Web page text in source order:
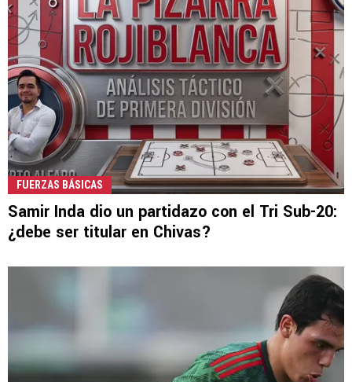
FUERZAS BÁSICAS
Samir Inda dio un partidazo con el Tri Sub-20:
¿debe ser titular en Chivas?